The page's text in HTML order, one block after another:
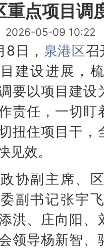
重点项目调
2026-05-09 10:22
， 泉港区召
建设进展，
要以项目建设
责任，一切盯
扭住项目干，
见效。
副主席、区
副书记张宇
洪、庄向阳、
领导杨新智、